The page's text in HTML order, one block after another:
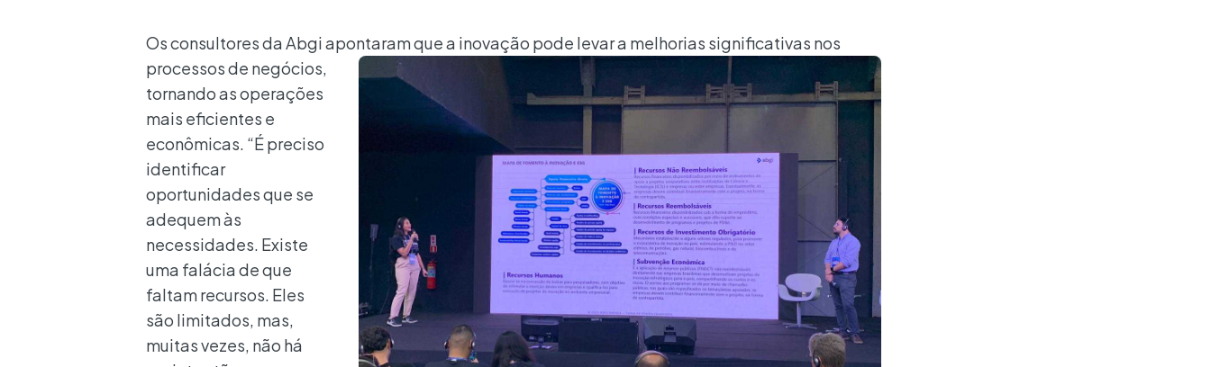
Os consultores da Abgi apontaram que a inovação pode levar a melhorias significativas nos
processos de negócios,
tornando as operações
mais eficientes e
econômicas. “É preciso
identificar
oportunidades que se
adequem às
necessidades. Existe
uma falácia de que
faltam recursos. Eles
são limitados, mas,
muitas vezes, não há